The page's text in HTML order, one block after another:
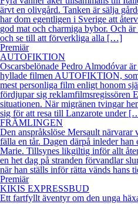
ärvt en olivgård. Tanken är sälja
har dom egentligen i Sverige att
god mat och charmiga bybor. Och
och se till att förverkliga alla […]
Premiär
AUTOFIKTION
Oscarsbelönade Pedro Almodóvar
hyllade filmen AUTOFIKTION,
mest personliga film enligt honom
fördjupar sig reklamfilmsregissören
situationen. När migränen tvingar
sig för att resa till Lanzarote under
FRÄMLINGEN
Den anspråkslöse Mersault
fälla en tår. Dagen därpå inleder han
Marie. Tillsynes likgiltig inför allt
en het dag på stranden förvandlar
när han ställs inför rätta vänds
Premiär
KIKIS EXPRESSBUD
Ett fartfyllt äventyr om den unga